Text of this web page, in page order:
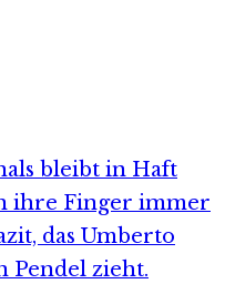
bleibt in Haft
ihre Finger immer
das Umberto
Pendel zieht.